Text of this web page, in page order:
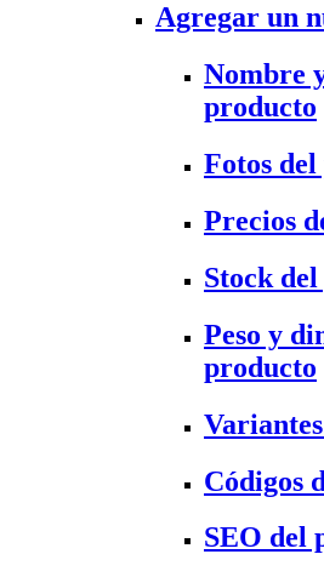
Agregar un
Nombre
producto
Fotos
Precios
Stock
Peso y
producto
Códigos
SEO del